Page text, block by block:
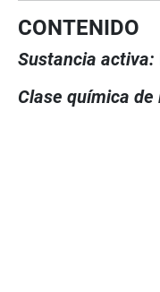
CONTENIDO
Sustancia activa:
Clase química